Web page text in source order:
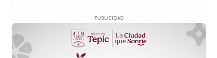
PUBLICIDAD